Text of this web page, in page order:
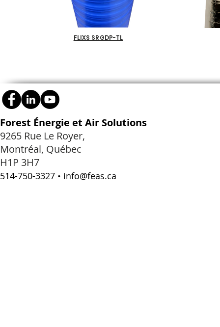
FLIXS SRGDP-TL
Forest Énergie et Air Solutions
9265 Rue Le Royer,
Montréal, Québec
H1P 3H7
514-750-3327 • info@feas.ca